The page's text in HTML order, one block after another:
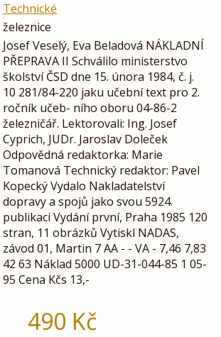
Technické
železnice
Josef Veselý, Eva Beladová NÁKLADNÍ
PŘEPRAVA II Schválilo ministerstvo
školství ČSD dne 15. února 1984, č. j.
10 281/84-220 jaku učební text pro 2.
ročník učeb- ního oboru 04-86-2
železničář. Lektorovali: Ing. Josef
Cyprich, JUDr. Jaroslav Doleček
Odpovědná redaktorka: Marie
Tomanová Technický redaktor: Pavel
Kopecký Vydalo Nakladatelství
dopravy a spojů jako svou 5924.
publikaci Vydání první, Praha 1985 120
stran, 11 obrázků Vytiskl NADAS,
závod 01, Martin 7 AA - - VA - 7,46 7,83
42 63 Náklad 5000 UD-31-044-85 1 05-
95 Cena Kčs 13,-
490 Kč